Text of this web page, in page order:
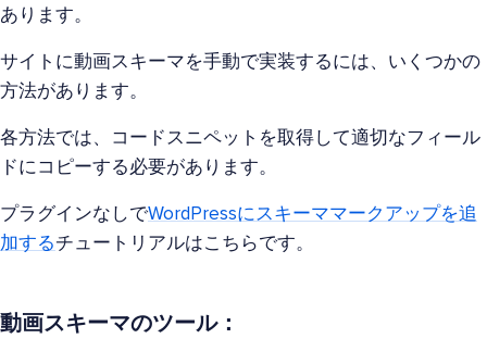
あります。
サイトに動画スキーマを手動で実装するには、いくつかの
方法があります。
各方法では、コードスニペットを取得して適切なフィール
ドにコピーする必要があります。
プラグインなしでWordPressにスキーママークアップを追
加するチュートリアルはこちらです。
動画スキーマのツール：